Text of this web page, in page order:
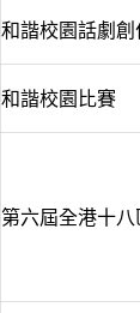
和諧校園話劇
和諧校園比賽
第六屆全港十